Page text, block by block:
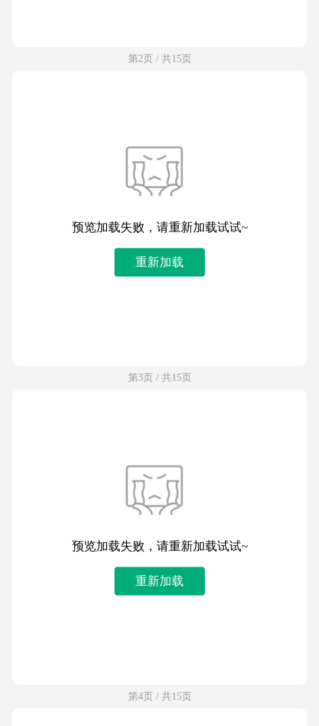
第2页 / 共15页
预览加载失败，请重新加载试试~
重新加载
第3页 / 共15页
预览加载失败，请重新加载试试~
重新加载
第4页 / 共15页